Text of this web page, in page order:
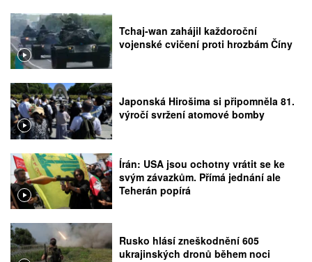
Tchaj-wan zahájil každoroční
vojenské cvičení proti hrozbám Číny
Japonská Hirošima si připomněla 81.
výročí svržení atomové bomby
Írán: USA jsou ochotny vrátit se ke
svým závazkům. Přímá jednání ale
Teherán popírá
Rusko hlásí zneškodnění 605
ukrajinských dronů během noci